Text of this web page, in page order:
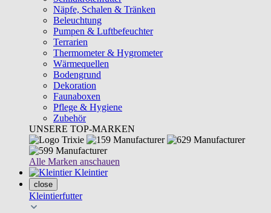
Näpfe, Schalen & Tränken
Beleuchtung
Pumpen & Luftbefeuchter
Terrarien
Thermometer & Hygrometer
Wärmequellen
Bodengrund
Dekoration
Faunaboxen
Pflege & Hygiene
Zubehör
UNSERE TOP-MARKEN
Alle Marken anschauen
Kleintier
close
Kleintierfutter